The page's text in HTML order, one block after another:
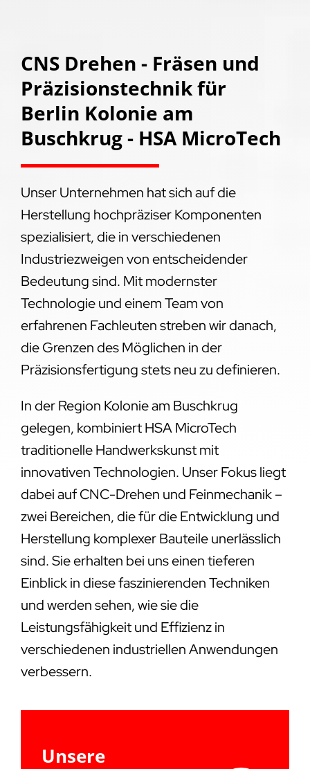
CNS Drehen - Fräsen und
Präzisionstechnik für
Berlin Kolonie am
Buschkrug - HSA MicroTech
Unser Unternehmen hat sich auf die
Herstellung hochpräziser Komponenten
spezialisiert, die in verschiedenen
Industriezweigen von entscheidender
Bedeutung sind. Mit modernster
Technologie und einem Team von
erfahrenen Fachleuten streben wir danach,
die Grenzen des Möglichen in der
Präzisionsfertigung stets neu zu definieren.
In der Region Kolonie am Buschkrug
gelegen, kombiniert HSA MicroTech
traditionelle Handwerkskunst mit
innovativen Technologien. Unser Fokus liegt
dabei auf CNC-Drehen und Feinmechanik –
zwei Bereichen, die für die Entwicklung und
Herstellung komplexer Bauteile unerlässlich
sind. Sie erhalten bei uns einen tieferen
Einblick in diese faszinierenden Techniken
und werden sehen, wie sie die
Leistungsfähigkeit und Effizienz in
verschiedenen industriellen Anwendungen
verbessern.
Unsere